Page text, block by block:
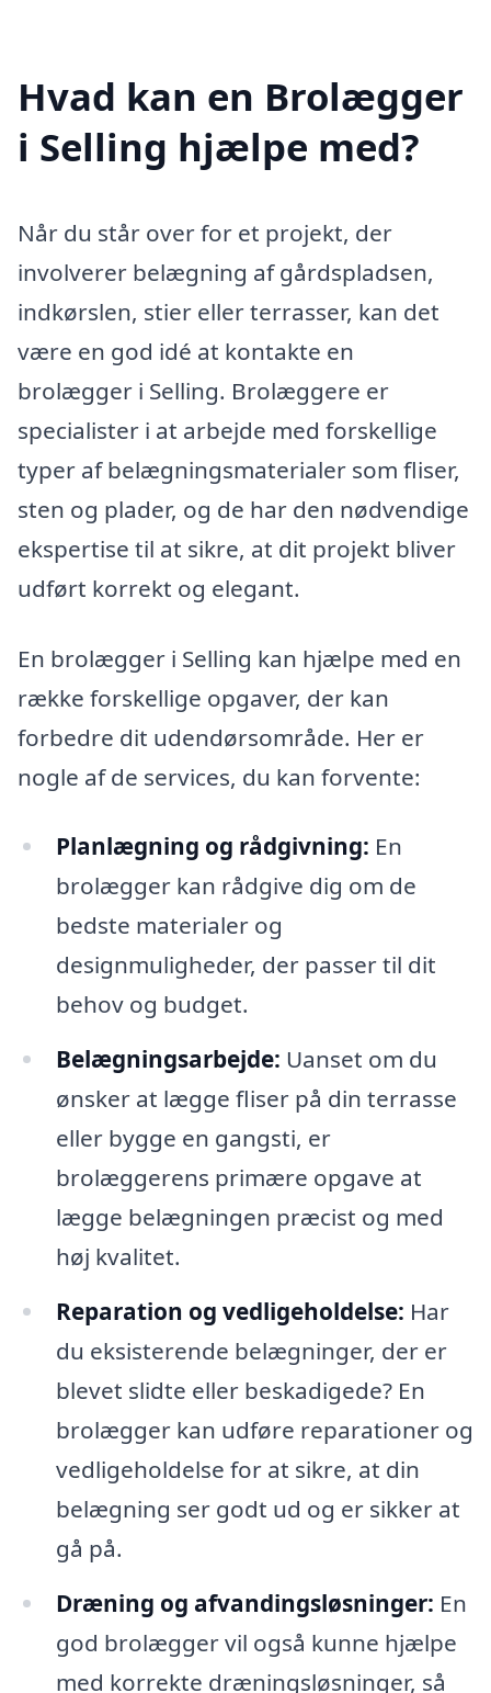
Hvad kan en Brolægger
i Selling hjælpe med?
Når du står over for et projekt, der
involverer belægning af gårdspladsen,
indkørslen, stier eller terrasser, kan det
være en god idé at kontakte en
brolægger i Selling. Brolæggere er
specialister i at arbejde med forskellige
typer af belægningsmaterialer som fliser,
sten og plader, og de har den nødvendige
ekspertise til at sikre, at dit projekt bliver
udført korrekt og elegant.
En brolægger i Selling kan hjælpe med en
række forskellige opgaver, der kan
forbedre dit udendørsområde. Her er
nogle af de services, du kan forvente:
Planlægning og rådgivning: En
brolægger kan rådgive dig om de
bedste materialer og
designmuligheder, der passer til dit
behov og budget.
Belægningsarbejde: Uanset om du
ønsker at lægge fliser på din terrasse
eller bygge en gangsti, er
brolæggerens primære opgave at
lægge belægningen præcist og med
høj kvalitet.
Reparation og vedligeholdelse: Har
du eksisterende belægninger, der er
blevet slidte eller beskadigede? En
brolægger kan udføre reparationer og
vedligeholdelse for at sikre, at din
belægning ser godt ud og er sikker at
gå på.
Dræning og afvandingsløsninger: En
god brolægger vil også kunne hjælpe
med korrekte dræningsløsninger, så